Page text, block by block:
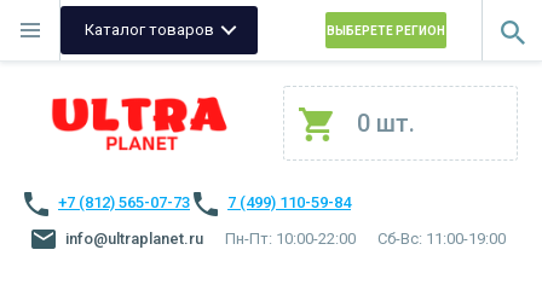
Каталог товаров ВЫБЕРЕТЕ РЕГИОН
0 шт.
+7 (812) 565-07-73
7 (499) 110-59-84
info@ultraplanet.ru
Пн-Пт: 10:00-22:00 Сб-Вс: 11:00-19:00